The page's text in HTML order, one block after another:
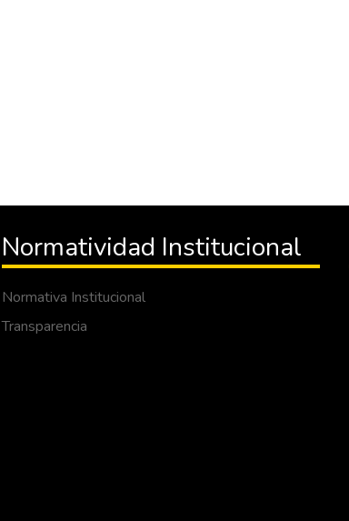
Normatividad Institucional
Normativa Institucional
Transparencia